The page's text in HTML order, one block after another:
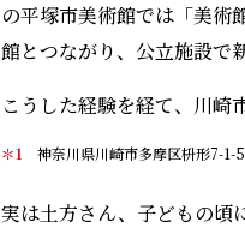
の平塚市美術館では「美術
館とつながり、公立施設で
こうした経験を経て、川崎
＊1 神奈川県川崎市多摩区枡形7-
実は土方さん、子どもの頃